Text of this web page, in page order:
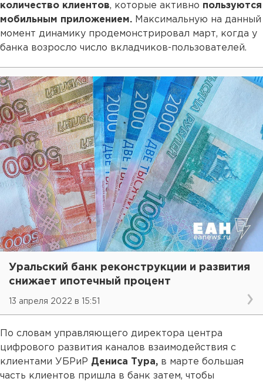
количество клиентов, которые активно пользуются
мобильным приложением. Максимальную на данный
момент динамику продемонстрировал март, когда у
банка возросло число вкладчиков-пользователей.
Уральский банк реконструкции и развития
снижает ипотечный процент
13 апреля 2022 в 15:51
По словам управляющего директора центра
цифрового развития каналов взаимодействия с
клиентами УБРиР Дениса Тура, в марте большая
часть клиентов пришла в банк затем, чтобы